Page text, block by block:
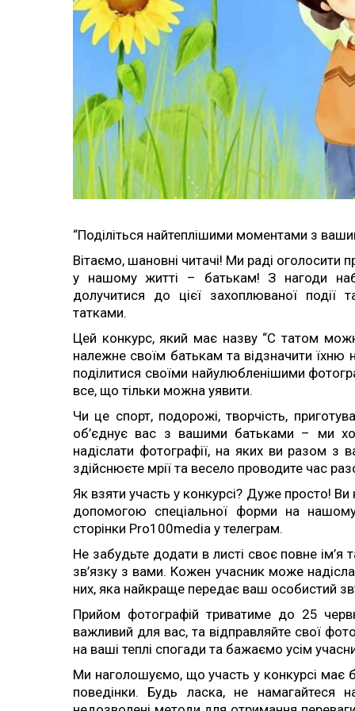
“Поділіться найтеплішими моментами з
Вітаємо, шановні читачі! Ми раді
у нашому житті – батькам! З нагоди
долучитися до цієї захоплюваної
татками.
Цей конкурс, який має назву “С татом
належне своїм батькам та відзначити
поділитися своїми найулюбленішими
все, що тільки можна уявити.
Чи це спорт, подорожі, творчість,
об’єднує вас з вашими батьками – ми
надіслати фотографії, на яких ви разом з
здійснюєте мрії та весело проводите час
Як взяти участь у конкурсі? Дуже просто!
допомогою спеціальної форми на
сторінки Pro100media у телеграм.
Не забудьте додати в листі своє повне
зв’язку з вами. Кожен учасник може
них, яка найкраще передає ваш особистий
Прийом фотографій триватиме до 25
важливий для вас, та відправляйте свої
на ваші теплі спогади та бажаємо усім
Ми наголошуємо, що участь у конкурсі має
поведінки. Будь ласка, не намагайтеся